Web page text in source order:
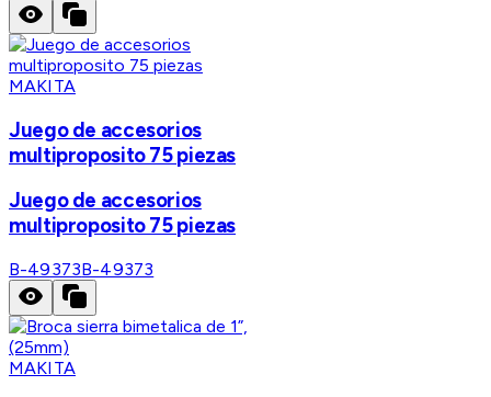
MAKITA
Juego de accesorios
multiproposito 75 piezas
Juego de accesorios
multiproposito 75 piezas
B-49373B-49373
MAKITA